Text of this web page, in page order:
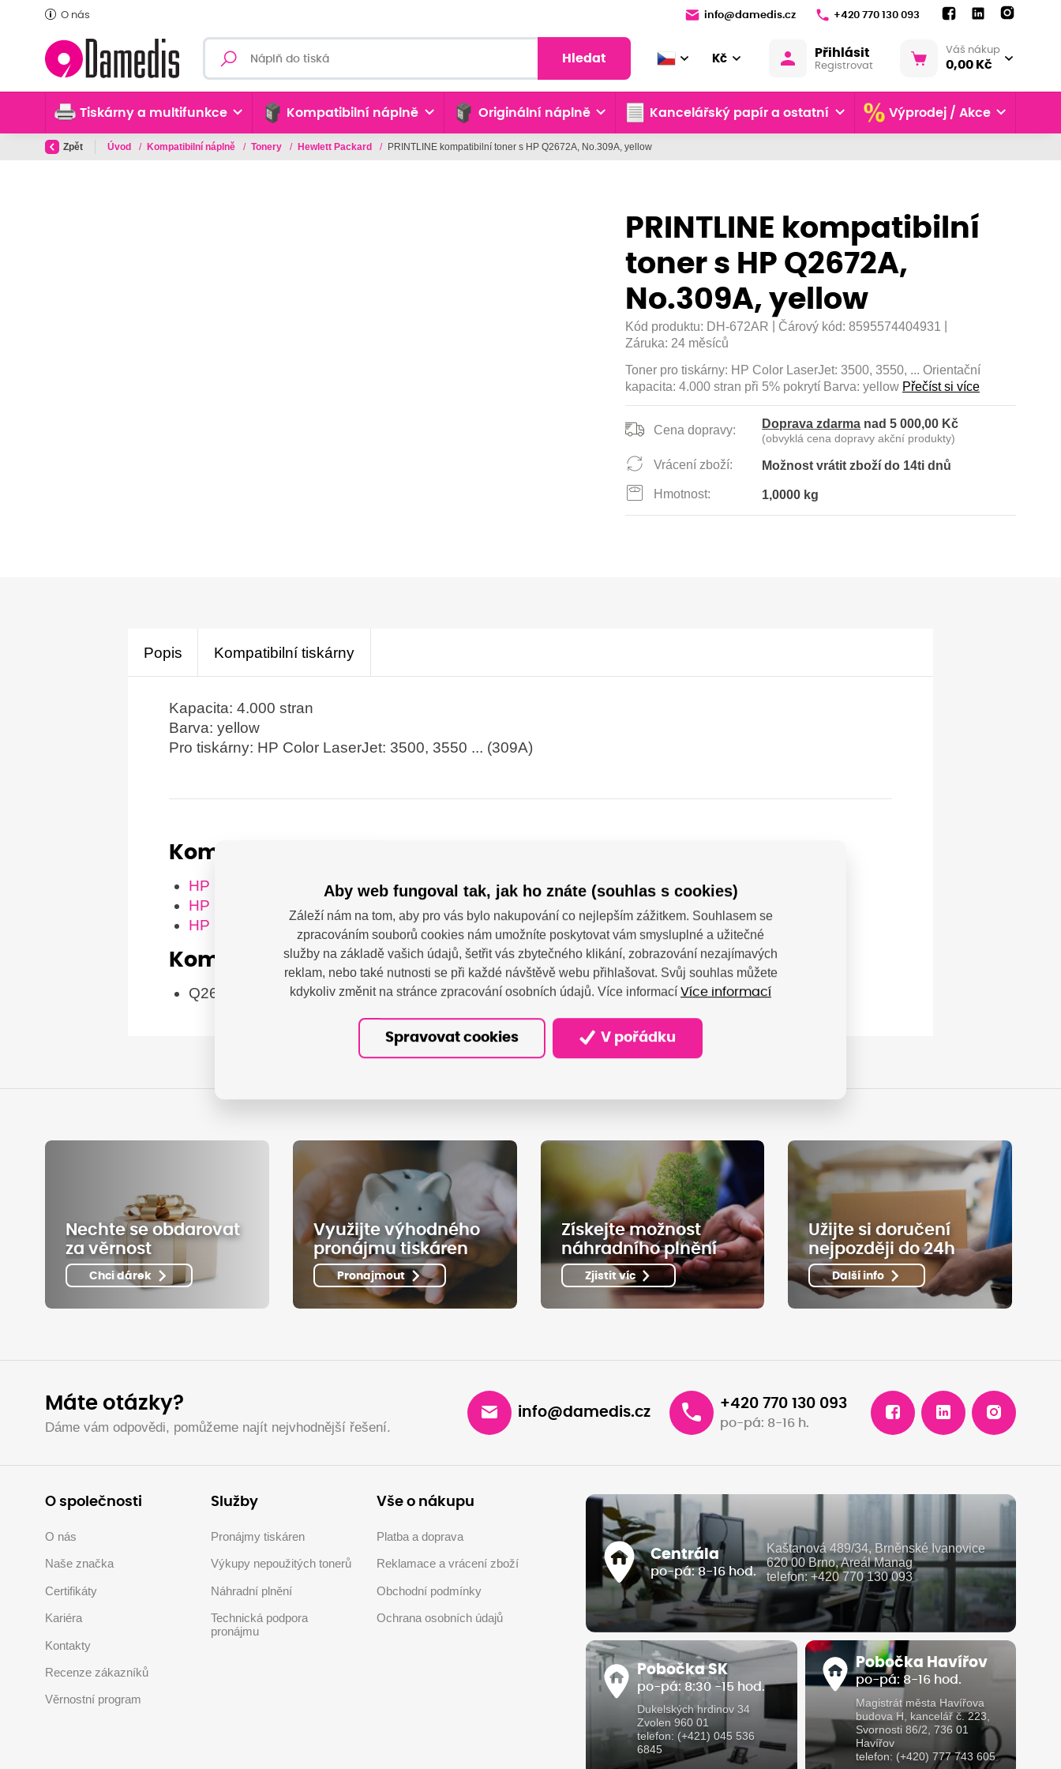
O nás info@damedis.cz +420 770 130 093
Hledat Kč Přihlásit
Registrovat
Váš nákup
0,00 Kč
Tiskárny a multifunkce Kompatibilní náplně Originální náplně Kancelářský papír a ostatní Výprodej / Akce
Zpět Úvod / Kompatibilní náplně / Tonery / Hewlett Packard / PRINTLINE kompatibilní toner s HP Q2672A, No.309A, yellow
PRINTLINE kompatibilní
toner s HP Q2672A,
No.309A, yellow
Kód produktu: DH-672AR Čárový kód: 8595574404931
Záruka: 24 měsíců
Toner pro tiskárny: HP Color LaserJet: 3500, 3550, ... Orientační
kapacita: 4.000 stran při 5% pokrytí Barva: yellow Přečíst si více
Cena dopravy:
Doprava zdarma nad 5 000,00 Kč
(obvyklá cena dopravy akční produkty)
Vrácení zboží: Možnost vrátit zboží do 14ti dnů
Hmotnost: 1,0000 kg
Popis Kompatibilní tiskárny
Kapacita: 4.000 stran
Barva: yellow
Pro tiskárny: HP Color LaserJet: 3500, 3550 ... (309A)
Kompatibilní tiskárny
HP ColorLaserJet 3500
HP ColorLaserJet 3550
HP ColorLaserJet 3550N
Kompatibilní kazety
Q2672A (HP)
Nechte se obdarovat
za věrnost
Chci dárek
Využijte výhodného
pronájmu tiskáren
Pronajmout
Získejte možnost
náhradního plnění
Zjistit víc
Užijte si doručení
nejpozději do 24h
Další info
Máte otázky?
Dáme vám odpovědi, pomůžeme najít nejvhodnější řešení.
info@damedis.cz
+420 770 130 093
po-pá: 8-16 h.
O společnosti
O nás
Naše značka
Certifikáty
Kariéra
Kontakty
Recenze zákazníků
Věrnostní program
Služby
Pronájmy tiskáren
Výkupy nepoužitých tonerů
Náhradní plnění
Technická podpora
pronájmu
Vše o nákupu
Platba a doprava
Reklamace a vrácení zboží
Obchodní podmínky
Ochrana osobních údajů
Centrála
po-pá: 8-16 hod.
Kaštanová 489/34, Brněnské Ivanovice
620 00 Brno, Areál Manag
telefon: +420 770 130 093
Pobočka SK
po-pá: 8:30 -15 hod.
Dukelských hrdinov 34
Zvolen 960 01
telefon: (+421) 045 536
6845
Pobočka Havířov
po-pá: 8-16 hod.
Magistrát města Havířova
budova H, kancelář č. 223,
Svornosti 86/2, 736 01
Havířov
telefon: (+420) 777 743 605
Aby web fungoval tak, jak ho znáte (souhlas s cookies)
Záleží nám na tom, aby pro vás bylo nakupování co nejlepším zážitkem. Souhlasem se
zpracováním souborů cookies nám umožníte poskytovat vám smysluplné a užitečné
služby na základě vašich údajů, šetřit vás zbytečného klikání, zobrazování nezajímavých
reklam, nebo také nutnosti se při každé návštěvě webu přihlašovat. Svůj souhlas můžete
kdykoliv změnit na stránce zpracování osobních údajů. Více informací Více informací
Spravovat cookies V pořádku